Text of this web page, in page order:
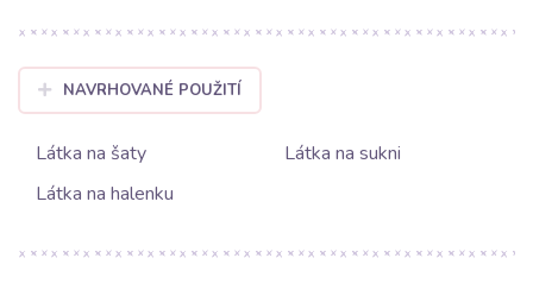
NAVRHOVANÉ POUŽITÍ
Látka na šaty
Látka na sukni
Látka na halenku